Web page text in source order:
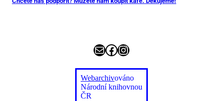
E-mailFacebook
Instagram
Webarchivováno
Národní knihovnou
ČR